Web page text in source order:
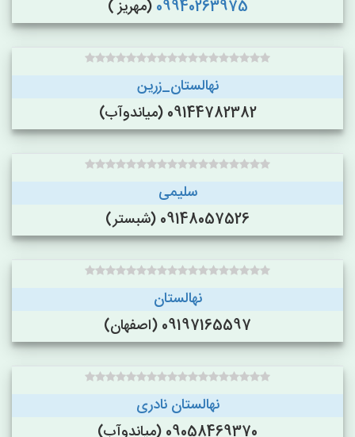
09940263975 (مهریز )
نهالستان_زرین
09144782382 (میاندوآب)
سلیمی
09148057526 (شبستر)
نهالستان
09197165597 (اصفهان)
نهالستان نادری
09058469370 (میاندوآب)